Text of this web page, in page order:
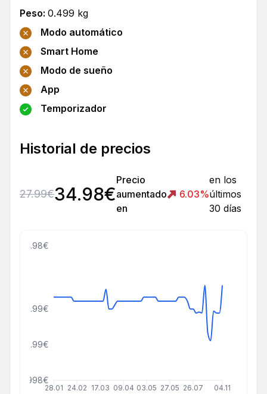
Peso: 0.499 kg
Modo automático
Smart Home
Modo de sueño
App
Temporizador
Historial de precios
27.99€34.98€
Precio
aumentado
en
6.03%
en los
últimos
30 días
28.01 24.02 17.03 09.04 03.05 27.05 26.07 04.11
19.99€
28.99€
44.98€